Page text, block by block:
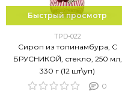
Быстрый просмотр
TPD-022
Сироп из топинамбура, С
БРУСНИКОЙ, стекло, 250 мл,
330 г (12 шт\уп)
0